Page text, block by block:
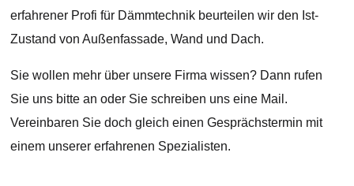
erfahrener Profi für Dämmtechnik beurteilen wir den Ist-
Zustand von Außenfassade, Wand und Dach.
Sie wollen mehr über unsere Firma wissen? Dann rufen
Sie uns bitte an oder Sie schreiben uns eine Mail.
Vereinbaren Sie doch gleich einen Gesprächstermin mit
einem unserer erfahrenen Spezialisten.